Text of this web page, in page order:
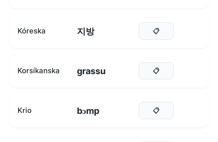
Kóreska 지방 📋
Korsíkanska grassu 📋
Krio bɔmp 📋